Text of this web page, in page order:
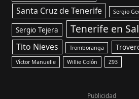
Santa Cruz de Tenerife Sergio
Sergio Tejera Tenerife en
Tito Nieves Tromboranga
Víctor Manuelle Willie Colón Z93
Publicidad